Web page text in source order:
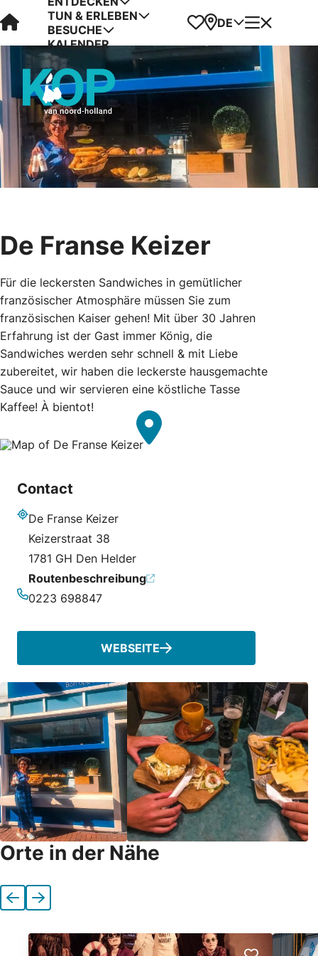
Visit Kop van Holland
TUN & ERLEBEN
BESUCHE
KALENDER
Favoriten
Karte
DE Menü
De Franse Keizer
Für die leckersten Sandwiches in gemütlicher
französischer Atmosphäre müssen Sie zum
französischen Kaiser gehen! Mit über 30 Jahren
Erfahrung ist der Gast immer König, die
Sandwiches werden sehr schnell & mit Liebe
zubereitet, wir haben die leckerste hausgemachte
Sauce und wir servieren eine köstliche Tasse
Kaffee! À bientot!
Contact
De Franse Keizer
Keizerstraat 38
1781 GH Den Helder
Routenbeschreibung
0223 698847
WEBSEITE
Orte in der Nähe
VorherigeNächste